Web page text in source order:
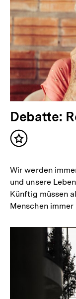
Debatte:
Inhalt
Wir werden
und unsere
Künftig müssen
Menschen